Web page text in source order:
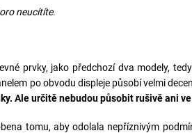
neucítíte.
prvky, jako předchozí dva modely,
po obvodu displeje působí velmi
Ale určitě nebudou působit rušivě ani
tomu, aby odolala nepříznivým